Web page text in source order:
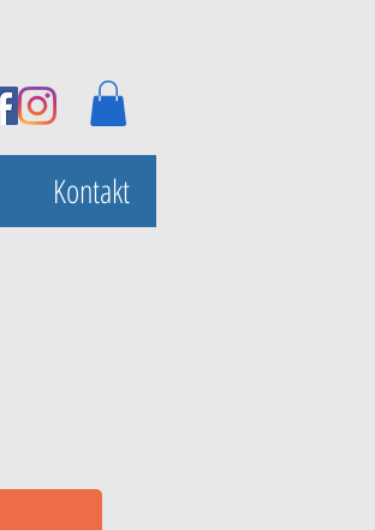
Kontakt